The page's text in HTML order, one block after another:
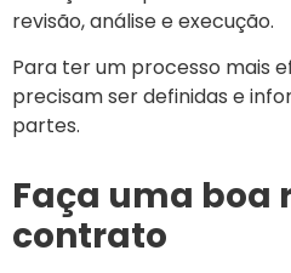
revisão, análise e execução.
Para ter um processo mais
precisam ser definidas e
partes.
Faça uma boa
contrato